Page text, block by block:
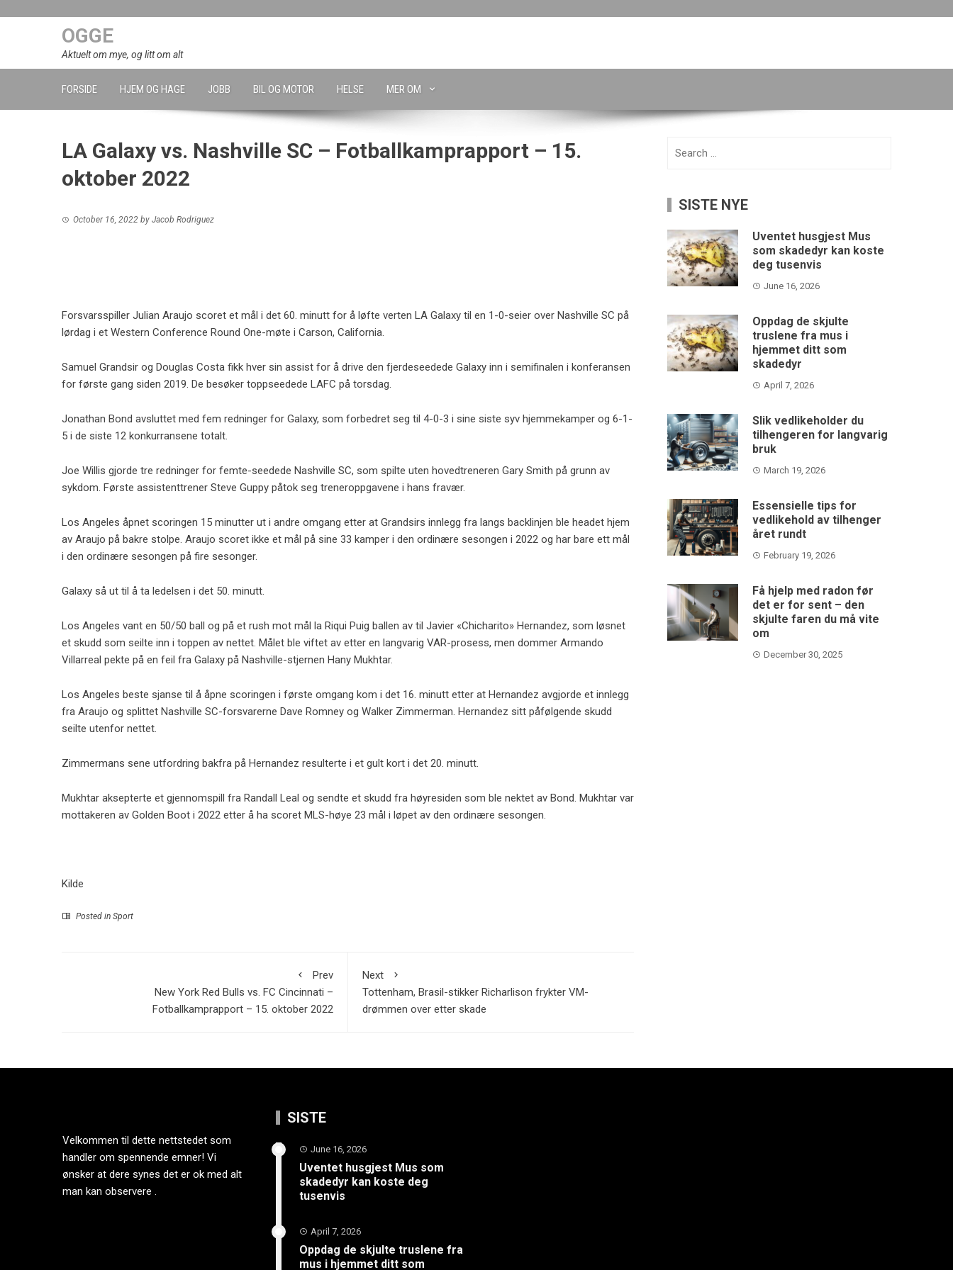
OGGE
Aktuelt om mye, og litt om alt
FORSIDE HJEM OG HAGE JOBB BIL OG MOTOR HELSE MER OM
LA Galaxy vs. Nashville SC – Fotballkamprapport – 15.
oktober 2022
October 16, 2022 by Jacob Rodriguez
Forsvarsspiller Julian Araujo scoret et mål i det 60. minutt for å løfte verten LA Galaxy til en 1-0-seier over Nashville SC på
lørdag i et Western Conference Round One-møte i Carson, California.
Samuel Grandsir og Douglas Costa fikk hver sin assist for å drive den fjerdeseedede Galaxy inn i semifinalen i konferansen
for første gang siden 2019. De besøker toppseedede LAFC på torsdag.
Jonathan Bond avsluttet med fem redninger for Galaxy, som forbedret seg til 4-0-3 i sine siste syv hjemmekamper og 6-1-
5 i de siste 12 konkurransene totalt.
Joe Willis gjorde tre redninger for femte-seedede Nashville SC, som spilte uten hovedtreneren Gary Smith på grunn av
sykdom. Første assistenttrener Steve Guppy påtok seg treneroppgavene i hans fravær.
Los Angeles åpnet scoringen 15 minutter ut i andre omgang etter at Grandsirs innlegg fra langs backlinjen ble headet hjem
av Araujo på bakre stolpe. Araujo scoret ikke et mål på sine 33 kamper i den ordinære sesongen i 2022 og har bare ett mål
i den ordinære sesongen på fire sesonger.
Galaxy så ut til å ta ledelsen i det 50. minutt.
Los Angeles vant en 50/50 ball og på et rush mot mål la Riqui Puig ballen av til Javier «Chicharito» Hernandez, som løsnet
et skudd som seilte inn i toppen av nettet. Målet ble viftet av etter en langvarig VAR-prosess, men dommer Armando
Villarreal pekte på en feil fra Galaxy på Nashville-stjernen Hany Mukhtar.
Los Angeles beste sjanse til å åpne scoringen i første omgang kom i det 16. minutt etter at Hernandez avgjorde et innlegg
fra Araujo og splittet Nashville SC-forsvarerne Dave Romney og Walker Zimmerman. Hernandez sitt påfølgende skudd
seilte utenfor nettet.
Zimmermans sene utfordring bakfra på Hernandez resulterte i et gult kort i det 20. minutt.
Mukhtar aksepterte et gjennomspill fra Randall Leal og sendte et skudd fra høyresiden som ble nektet av Bond. Mukhtar var
mottakeren av Golden Boot i 2022 etter å ha scoret MLS-høye 23 mål i løpet av den ordinære sesongen.
Kilde
Posted in Sport
Prev
New York Red Bulls vs. FC Cincinnati –
Fotballkamprapport – 15. oktober 2022
Next
Tottenham, Brasil-stikker Richarlison frykter VM-
drømmen over etter skade
SISTE NYE
Uventet husgjest Mus
som skadedyr kan koste
deg tusenvis
June 16, 2026
Oppdag de skjulte
truslene fra mus i
hjemmet ditt som
skadedyr
April 7, 2026
Slik vedlikeholder du
tilhengeren for langvarig
bruk
March 19, 2026
Essensielle tips for
vedlikehold av tilhenger
året rundt
February 19, 2026
Få hjelp med radon før
det er for sent – den
skjulte faren du må vite
om
December 30, 2025
Velkommen til dette nettstedet som
handler om spennende emner! Vi
ønsker at dere synes det er ok med alt
man kan observere .
SISTE
June 16, 2026
Uventet husgjest Mus som
skadedyr kan koste deg
tusenvis
April 7, 2026
Oppdag de skjulte truslene fra
mus i hjemmet ditt som